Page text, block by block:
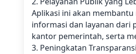
Aplikasi ini akan
informasi dan layanan dari
kantor pemerintah, serta
3. Peningkatan